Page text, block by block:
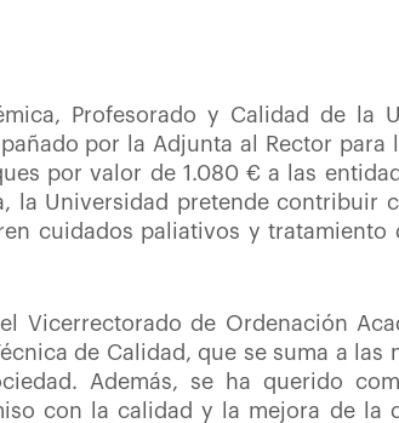
Profesorado y Calidad de la
por la Adjunta al Rector para
por valor de 1.080 € a las
la Universidad pretende contribuir
cuidados paliativos y
Vicerrectorado de Ordenación
de Calidad, que se suma a
Además, se ha querido
con la calidad y la mejora de la